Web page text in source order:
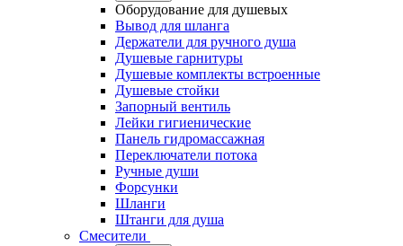
Оборудование для душевых
Вывод для шланга
Держатели для ручного душа
Душевые гарнитуры
Душевые комплекты встроенные
Душевые стойки
Запорный вентиль
Лейки гигиенические
Панель гидромассажная
Переключатели потока
Ручные души
Форсунки
Шланги
Штанги для душа
Смесители